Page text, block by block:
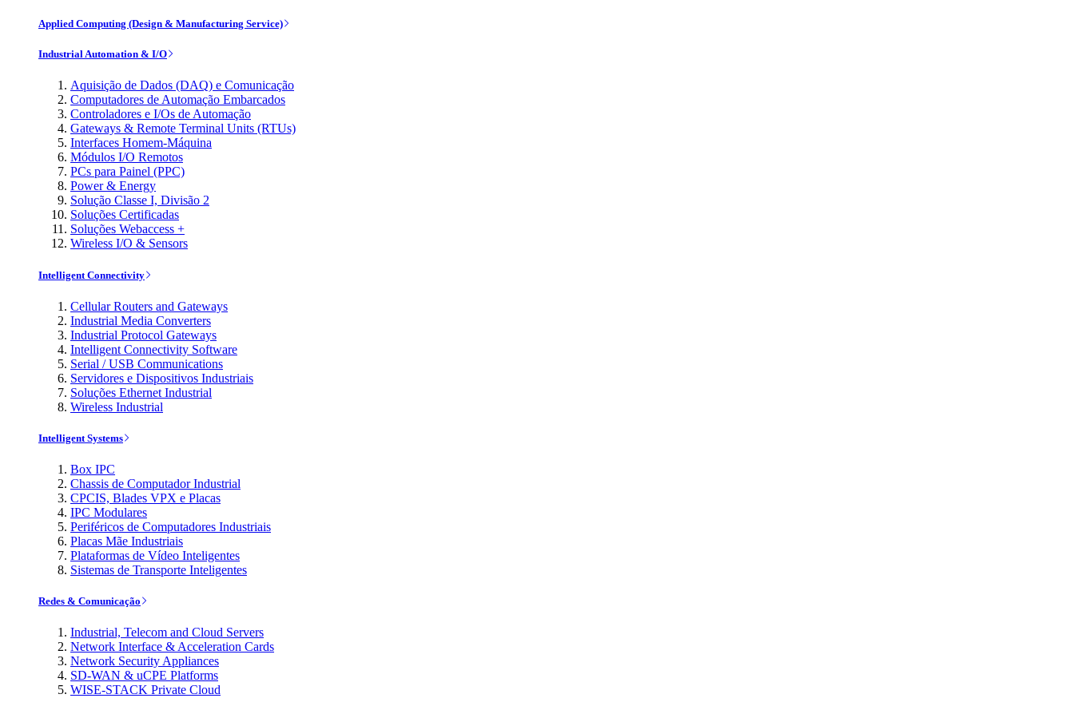
Applied Computing (Design & Manufacturing Service)
Industrial Automation & I/O
Aquisição de Dados (DAQ) e Comunicação
Computadores de Automação Embarcados
Controladores e I/Os de Automação
Gateways & Remote Terminal Units (RTUs)
Interfaces Homem-Máquina
Módulos I/O Remotos
PCs para Painel (PPC)
Power & Energy
Solução Classe I, Divisão 2
Soluções Certificadas
Soluções Webaccess +
Wireless I/O & Sensors
Intelligent Connectivity
Cellular Routers and Gateways
Industrial Media Converters
Industrial Protocol Gateways
Intelligent Connectivity Software
Serial / USB Communications
Servidores e Dispositivos Industriais
Soluções Ethernet Industrial
Wireless Industrial
Intelligent Systems
Box IPC
Chassis de Computador Industrial
CPCIS, Blades VPX e Placas
IPC Modulares
Periféricos de Computadores Industriais
Placas Mãe Industriais
Plataformas de Vídeo Inteligentes
Sistemas de Transporte Inteligentes
Redes & Comunicação
Industrial, Telecom and Cloud Servers
Network Interface & Acceleration Cards
Network Security Appliances
SD-WAN & uCPE Platforms
WISE-STACK Private Cloud